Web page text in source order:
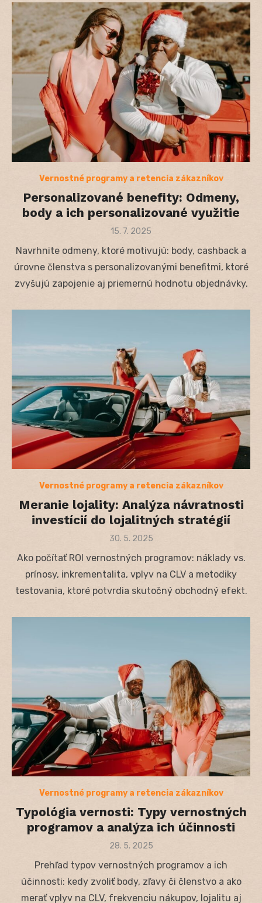
Vernostné programy a retencia zákazníkov
Personalizované benefity: Odmeny,
body a ich personalizované využitie
Posted
15. 7. 2025
Navrhnite odmeny, ktoré motivujú: body, cashback a
úrovne členstva s personalizovanými benefitmi, ktoré
zvyšujú zapojenie aj priemernú hodnotu objednávky.
Vernostné programy a retencia zákazníkov
Meranie lojality: Analýza návratnosti
investícií do lojalitných stratégií
Posted
30. 5. 2025
Ako počítať ROI vernostných programov: náklady vs.
prínosy, inkrementalita, vplyv na CLV a metodiky
testovania, ktoré potvrdia skutočný obchodný efekt.
Vernostné programy a retencia zákazníkov
Typológia vernosti: Typy vernostných
programov a analýza ich účinnosti
Posted
28. 5. 2025
Prehľad typov vernostných programov a ich
účinnosti: kedy zvoliť body, zľavy či členstvo a ako
merať vplyv na CLV, frekvenciu nákupov, lojalitu aj